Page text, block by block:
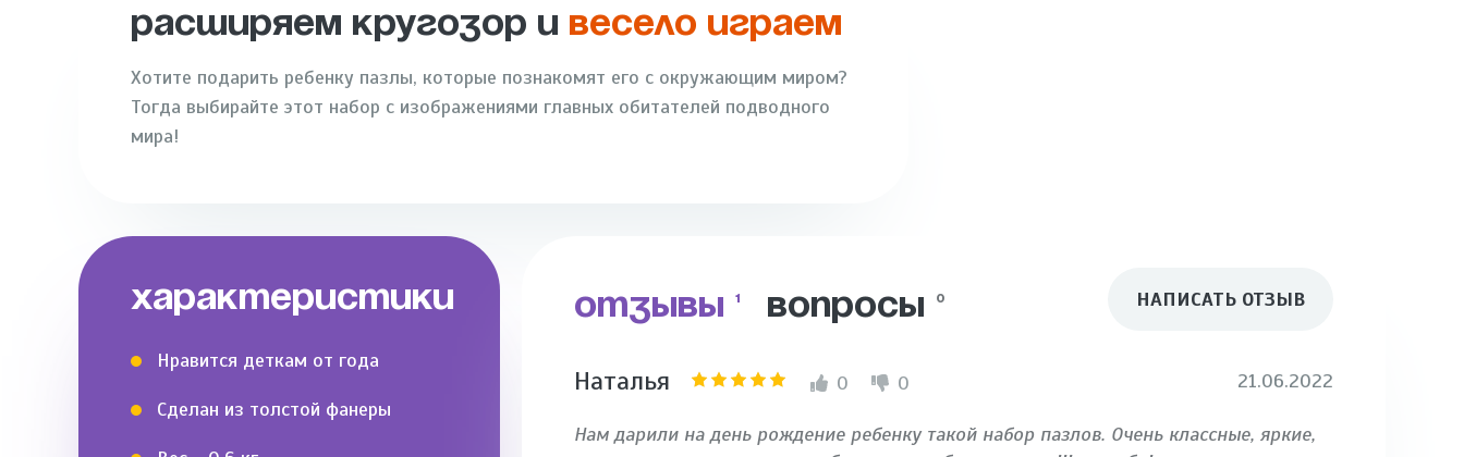
РАСШИРЯЕМ КРУГОЗОР И ВЕСЕЛО ИГРАЕМ
Хотите подарить ребенку пазлы, которые познакомят его с окружающим миром?
Тогда выбирайте этот набор с изображениями главных обитателей подводного
мира!
ХАРАКТЕРИСТИКИ
Нравится деткам от года
Сделан из толстой фанеры
ОТЗЫВЫ 1 ВОПРОСЫ 0 НАПИСАТЬ ОТЗЫВ
Наталья 0 0 21.06.2022
Нам дарили на день рождение ребенку такой набор пазлов. Очень классные, яркие,